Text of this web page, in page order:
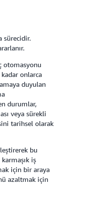
sürecidir.
otomasyonu
kadar onlarca
duyulan
durumlar,
veya sürekli
tarihsel olarak
bu
iş
için bir araya
azaltmak için